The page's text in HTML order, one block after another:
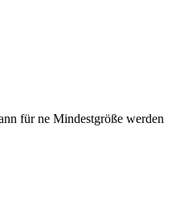
für ne Mindestgröße werden